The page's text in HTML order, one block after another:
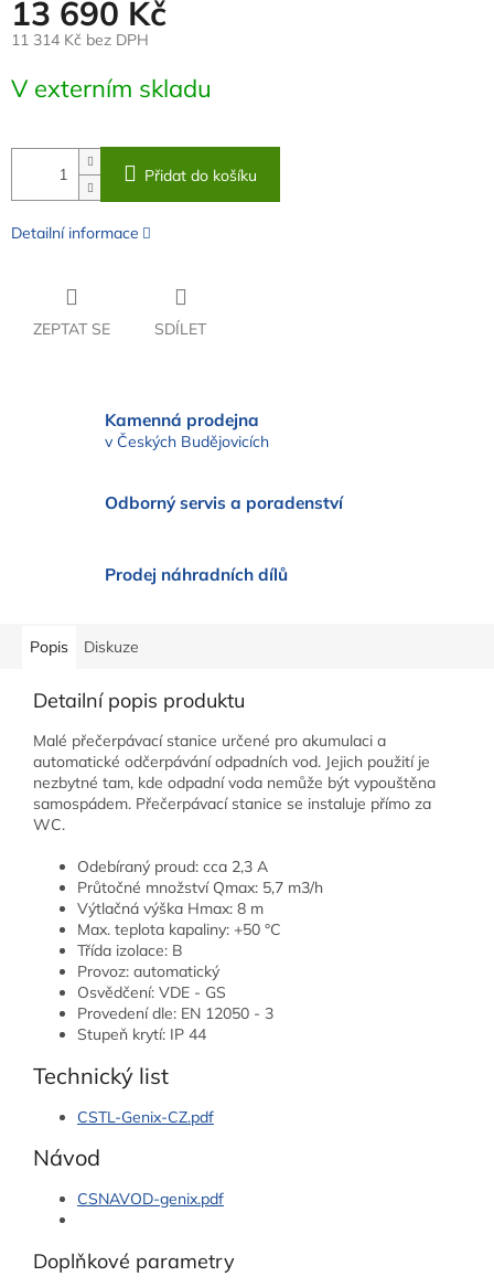
13 690 Kč
11 314 Kč bez DPH
cena:
V externím skladu
Přidat do košíku
Detailní informace
ZEPTAT SE SDÍLET
Kamenná prodejna
v Českých Budějovicích
Odborný servis a poradenství
Prodej náhradních dílů
Popis Diskuze
Detailní popis produktu
Malé přečerpávací stanice určené pro akumulaci a
automatické odčerpávání odpadních vod. Jejich použití je
nezbytné tam, kde odpadní voda nemůže být vypouštěna
samospádem. Přečerpávací stanice se instaluje přímo za
WC.
Odebíraný proud: cca 2,3 A
Průtočné množství Qmax: 5,7 m3/h
Výtlačná výška Hmax: 8 m
Max. teplota kapaliny: +50 °C
Třída izolace: B
Provoz: automatický
Osvědčení: VDE - GS
Provedení dle: EN 12050 - 3
Stupeň krytí: IP 44
Technický list
CSTL-Genix-CZ.pdf
Návod
CSNAVOD-genix.pdf
Doplňkové parametry